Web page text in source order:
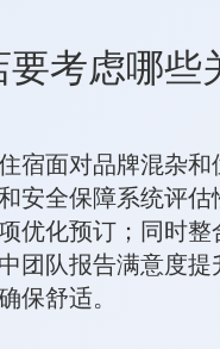
考虑哪些
宿面对品牌混杂
安全保障系统评
优化预订；同时
团队报告满意度
保舒适。